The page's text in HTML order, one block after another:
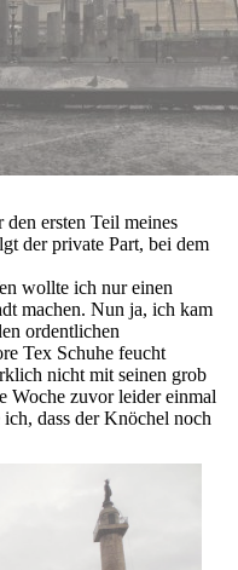
den ersten Teil meines
der private Part, bei dem
wollte ich nur einen
machen. Nun ja, ich kam
ordentlichen
Tex Schuhe feucht
nicht mit seinen grob
Woche zuvor leider einmal
dass der Knöchel noch